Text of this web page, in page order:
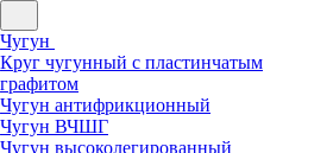
Чугун
Круг чугунный с пластинчатым
графитом
Чугун антифрикционный
Чугун ВЧШГ
Чугун высоколегированный